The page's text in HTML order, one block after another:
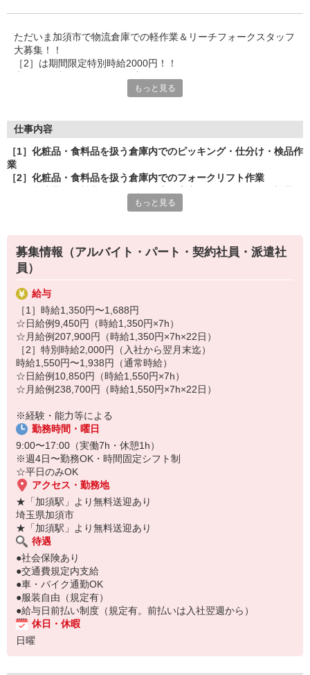
ただいま加須市で物流倉庫での軽作業＆リーチフォークスタッフ
大募集！！
［2］は期間限定特別時給2000円！！
・日曜休み
・広々とした休憩室
・長期希望大募集
他にもいろいろご用意させていただいております。
まずはお気軽にご応募お待ちしております♪
もっと見る
仕事内容
［1］化粧品・食料品を扱う倉庫内でのピッキング・仕分け・検品作
業
［2］化粧品・食料品を扱う倉庫内でのフォークリフト作業
棚に取り付けられたランプが点灯している商品を、折り畳みコンテ
ナに入れていくピッキング作業
スキャナーで商品のラベルを読み込み、商品の過不足がないか確認
する検品作業
パレットから棚へ商品を補充する棚入れ作業
梱包された商品を発送先ごとに仕分けする作業
※端末操作はピッキングする商品一覧が表示されるだけなので、特
に難しい作業はありませんので、ご安心ください。
☆はじめは、教えてもらいながら一緒に作業するので、経験がない
方も安心して働けます。
［2］化粧品・食料品を扱う倉庫内でのフォークリフト作業
け・検品作業になります。
もっと見る
募集情報（アルバイト・パート・契約社員・派遣社
員）
給与
［1］時給1,350円〜1,688円
☆日給例9,450円（時給1,350円×7h）
☆月給例207,900円（時給1,350円×7h×22日）
［2］特別時給2,000円（入社から翌月末迄）
時給1,550円〜1,938円（通常時給）
☆日給例10,850円（時給1,550円×7h）
☆月給例238,700円（時給1,550円×7h×22日）
※経験・能力等による
勤務時間・曜日
9:00〜17:00（実働7h・休憩1h）
※週4日〜勤務OK・時間固定シフト制
☆平日のみOK
アクセス・勤務地
★「加須駅」より無料送迎あり
埼玉県加須市
★「加須駅」より無料送迎あり
待遇
●社会保険あり
●交通費規定内支給
●車・バイク通勤OK
●服装自由（規定有）
●給与日前払い制度（規定有。前払いは入社翌週から）
休日・休暇
日曜